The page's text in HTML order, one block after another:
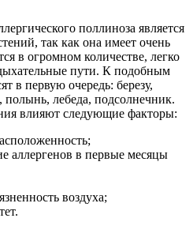
поллиноза является
так как она имеет очень
в огромном количестве, легко
пути. К подобным
в первую очередь: березу,
лебеда, подсолнечник.
влияют следующие факторы:
аллергенов в первые месяцы
воздуха;